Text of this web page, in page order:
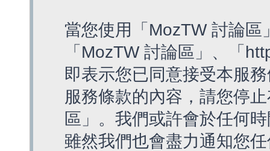
當您使用「MozTW 討論
「MozTW 討論區」、「
即表示您已同意接受本服
服務條款的內容，請您停
區」。我們或許會於任何
雖然我們也會盡力通知您